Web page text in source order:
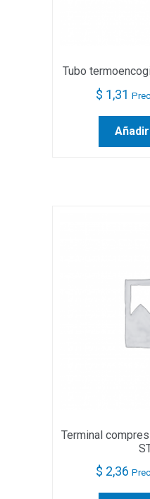
Tubo
$ 1,31
Terminal
$ 2,36